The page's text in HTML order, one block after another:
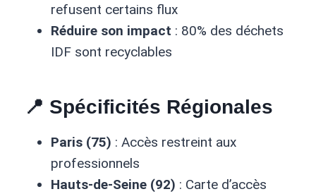
refusent certains flux
Réduire son impact : 80% des déchets
IDF sont recyclables
📍 Spécificités Régionales
Paris (75) : Accès restreint aux
professionnels
Hauts-de-Seine (92) : Carte d’accès